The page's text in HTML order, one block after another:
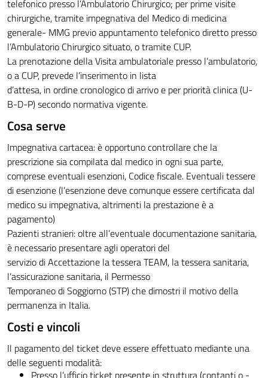
telefonico presso l’Ambulatorio Chirurgico; per prime visite
chirurgiche, tramite impegnativa del Medico di medicina
generale- MMG previo appuntamento telefonico diretto presso
l’Ambulatorio Chirurgico situato, o tramite CUP.
La prenotazione della Visita ambulatoriale presso l’ambulatorio,
o a CUP, prevede l’inserimento in lista
d’attesa, in ordine cronologico di arrivo e per priorità clinica (U-
B-D-P) secondo normativa vigente.
Cosa serve
Impegnativa cartacea: è opportuno controllare che la
prescrizione sia compilata dal medico in ogni sua parte,
comprese eventuali esenzioni, Codice fiscale. Eventuali tessere
di esenzione (l’esenzione deve comunque essere certificata dal
medico su impegnativa, altrimenti la prestazione è a
pagamento)
Pazienti stranieri: oltre all’eventuale documentazione sanitaria,
è necessario presentare agli operatori del
servizio di Accettazione la tessera TEAM, la tessera sanitaria,
l’assicurazione sanitaria, il Permesso
Temporaneo di Soggiorno (STP) che dimostri il motivo della
permanenza in Italia.
Costi e vincoli
Il pagamento del ticket deve essere effettuato mediante una
delle seguenti modalità: